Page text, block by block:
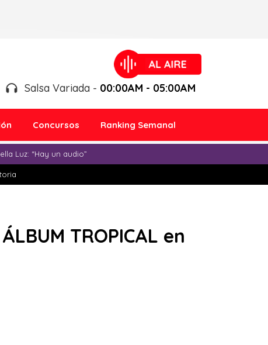
Salsa Variada - 00:00AM - 05:00AM
Concursos Ranking Semanal
Luz: “Hay un audio”
TROPICAL en